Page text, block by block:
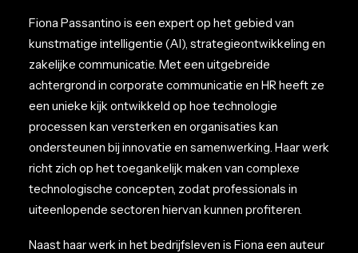
Fiona Passantino is een expert op het gebied van
kunstmatige intelligentie (AI), strategieontwikkeling en
zakelijke communicatie. Met een uitgebreide
achtergrond in corporate communicatie en HR heeft ze
een unieke kijk ontwikkeld op hoe technologie
processen kan versterken en organisaties kan
ondersteunen bij innovatie en samenwerking. Haar werk
richt zich op het toegankelijk maken van complexe
technologische concepten, zodat professionals in
uiteenlopende sectoren hiervan kunnen profiteren.
Naast haar werk in het bedrijfsleven is Fiona een auteur